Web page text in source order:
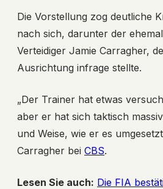
Die Vorstellung zog deutliche
nach sich, darunter der
Verteidiger Jamie Carragher,
Ausrichtung infrage stellte.
„Der Trainer hat etwas
aber er hat sich taktisch
und Weise, wie er es
Carragher bei CBS.
Lesen Sie auch: Die FIA